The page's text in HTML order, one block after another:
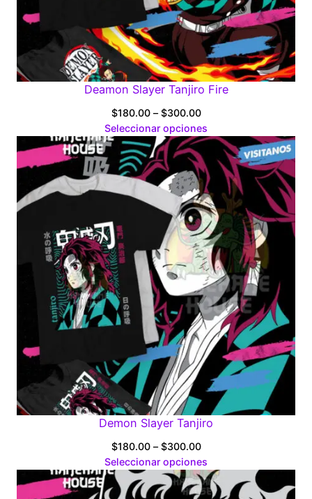
Deamon Slayer Tanjiro Fire
$180.00 – $300.00Price
range:
$180.00
through
$300.00
Seleccionar opciones
Demon Slayer Tanjiro
$180.00 – $300.00Price
range:
$180.00
through
Seleccionar opciones